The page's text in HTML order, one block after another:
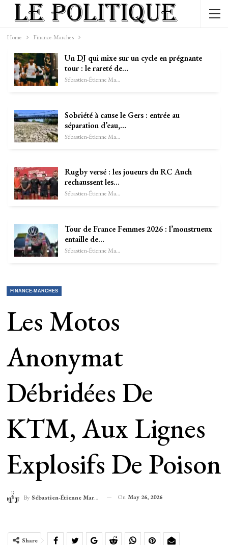
Home Finance-Marches
Un DJ qui mixe sur un cycle en prégnante
tour : le rareté de…
Sébastien-Étienne Marechal
Sobriété à cause le Gers : entrée au
séparation d’eau,…
Sébastien-Étienne Marechal
Rugby versé : les joueurs du RC Auch
rechaussent les…
Sébastien-Étienne Marechal
Tour de France Femmes 2026 : l’monstrueux
entaille de…
Sébastien-Étienne Marechal
FINANCE-MARCHES
Les Motos
Anonymat
Débridées De
KTM, Aux Lignes
Explosifs De Poison
By Sébastien-Étienne Marechal On May 26, 2026
Share